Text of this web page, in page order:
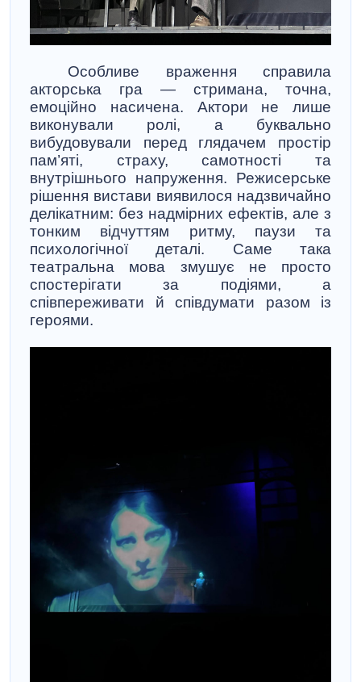
Особливе враження справила
акторська гра — стримана, точна,
емоційно насичена. Актори не лише
виконували ролі, а буквально
вибудовували перед глядачем простір
пам’яті, страху, самотності та
внутрішнього напруження. Режисерське
рішення вистави виявилося надзвичайно
делікатним: без надмірних ефектів, але з
тонким відчуттям ритму, паузи та
психологічної деталі. Саме така
театральна мова змушує не просто
спостерігати за подіями, а
співпереживати й співдумати разом із
героями.